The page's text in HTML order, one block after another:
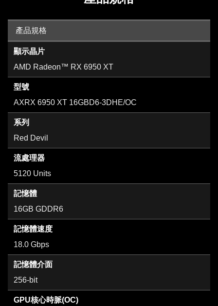
產品規格
顯示晶片
AMD Radeon™ RX 6950 XT
型號
AXRX 6950 XT 16GBD6-3DHE/OC
系列
Red Devil
流處理器
5120 Units
記憶體
16GB GDDR6
記憶體速度
18.0 Gbps
記憶體介面
256-bit
GPU核心時脈(OC)